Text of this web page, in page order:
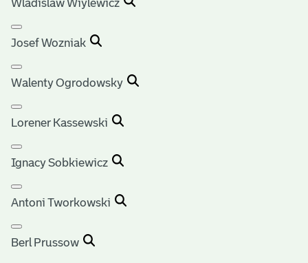
Wladislaw Wiylewicz
Josef Wozniak
Walenty Ogrodowsky
Lorener Kassewski
Ignacy Sobkiewicz
Antoni Tworkowski
Berl Prussow